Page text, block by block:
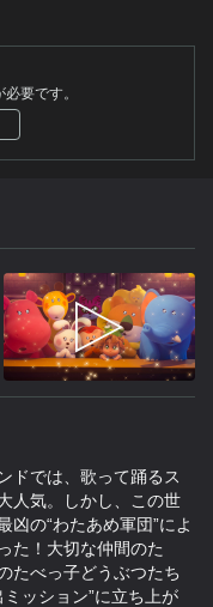
要です。
ドでは、歌って踊るス
人気。しかし、この世
の“わたあめ軍団”によ
た！大切な仲間のた
たべっ子どうぶつたち
ッション”に立ち上が